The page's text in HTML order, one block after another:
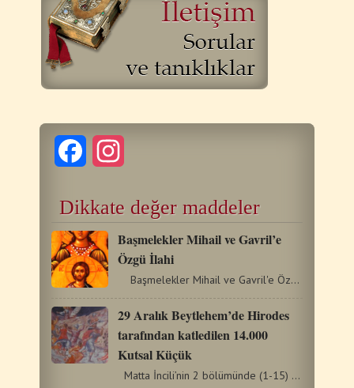
Facebook
Dikkate değer maddeler
Başmelekler Mihail ve Gavril’e
Özgü İlahi
Başmelekler Mihail ve Gavril'e Özgü İlahi
29 Aralık Beytlehem’de Hirodes
tarafından katledilen 14.000
Kutsal Küçük
Matta İncili’nin 2 bölümünde (1-15) sözü geçen…